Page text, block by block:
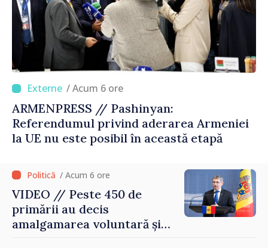
/ Acum 6 ore
ARMENPRESS // Pashinyan:
Referendumul privind aderarea Armeniei
la UE nu este posibil în această etapă
/ Acum 6 ore
VIDEO // Peste 450 de
primării au decis
amalgamarea voluntară și